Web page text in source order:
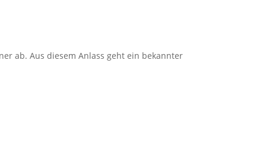
ab. Aus diesem Anlass geht ein bekannter